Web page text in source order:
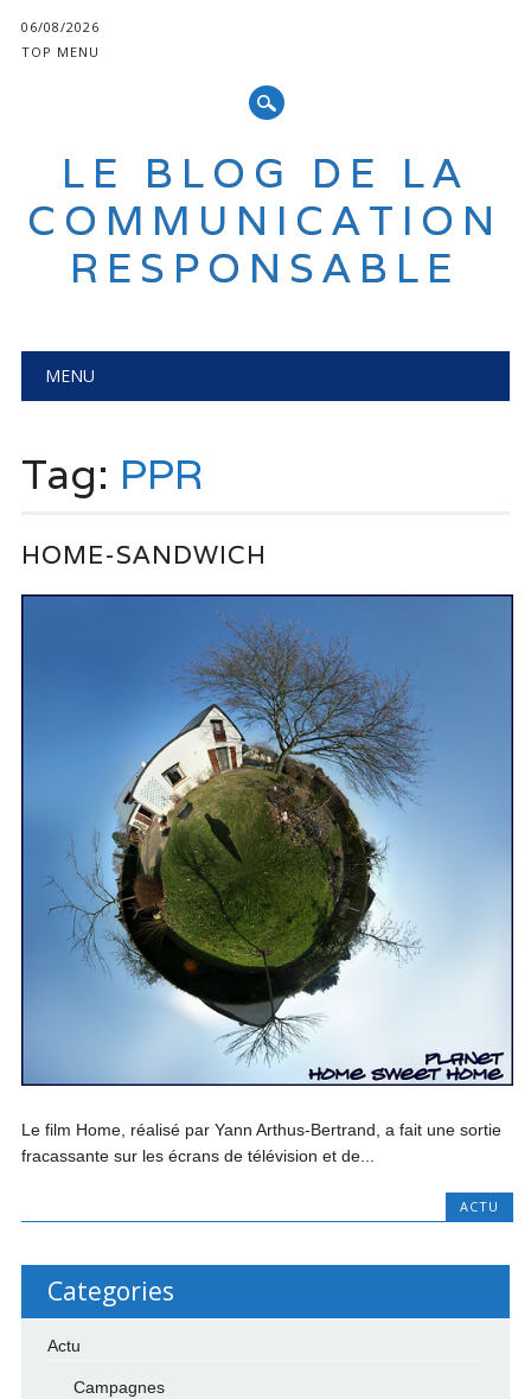
06/08/2026
TOP MENU
LE BLOG DE LA
COMMUNICATION
RESPONSABLE
Main menu
MENU
Tag: PPR
HOME-SANDWICH
Le film Home, réalisé par Yann Arthus-Bertrand, a fait une sortie
fracassante sur les écrans de télévision et de...
ACTU
Categories
Actu
Campagnes